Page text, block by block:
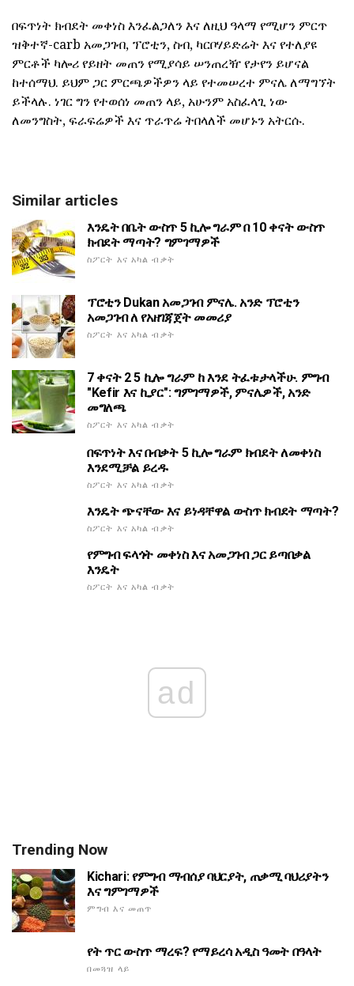
በፍጥነት ክብደት መቀነስ እንፈልጋለን እና ለዚህ ዓላማ የሚሆን ምርጥ
ዝቅተኛ-carb አመጋገብ, ፕሮቲን, ስብ, ካርቦሃይድሬት እና የተለያዩ
ምርቶች ካሎሪ የይዘት መጠን የሚያሳይ ሠንጠረዥ የታየን ይሆናል
ከተሰማህ. ይህም ጋር ምርጫዎችዎን ላይ የተመሠረተ ምናሌ ለማግኘት
ይችላሉ. ነገር ግን የተወሰነ መጠን ላይ, አሁንም አስፈላጊ ነው
ለመንግስት, ፍራፍሬዎች እና ጥራጥሬ ትበላለች መሆኑን አትርሱ.
Similar articles
እንዴት በቤት ውስጥ 5 ኪሎ ግራም በ 10 ቀናት ውስጥ
ክብደት ማጣት? ግምገማዎች
ስፖርት እና አካል ብቃት
ፕሮቲን Dukan አመጋገብ ምናሌ. አንድ ፕሮቲን
አመጋገብ ለ የአዘገጃጀት መመሪያ
ስፖርት እና አካል ብቃት
7 ቀናት 2 5 ኪሎ ግራም ከ እንደ ትፈቱታላችሁ. ምግብ
"Kefir እና ኪያር": ግምገማዎች, ምናሌዎች, አንድ
መግለጫ
ስፖርት እና አካል ብቃት
በፍጥነት እና በብቃት 5 ኪሎ ግራም ክብደት ለመቀነስ
እንደሚቻል ይረዱ
ስፖርት እና አካል ብቃት
እንዴት ጭናቸው እና ይነዳቸዋል ውስጥ ክብደት ማጣት?
ስፖርት እና አካል ብቃት
የምግብ ፍላጎት መቀነስ እና አመጋገብ ጋር ይጣበቃል
እንዴት
ስፖርት እና አካል ብቃት
ad
Trending Now
Kichari: የምግብ ማብሰያ ባህርያት, ጠቃሚ ባህሪያትን
እና ግምገማዎች
ምግብ እና መጠጥ
የት ጥር ውስጥ ማረፍ? የማይረሳ አዲስ ዓመት በዓላት
በመጓዝ ላይ